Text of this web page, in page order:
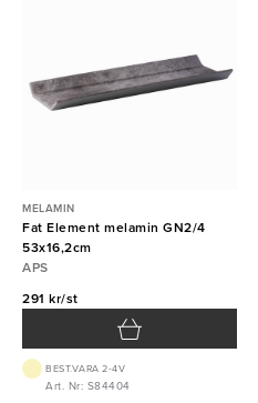
MELAMIN
Fat Element melamin GN2/4
53x16,2cm
APS
291 kr/st
BEST.VARA 2-4V
Art. Nr: S84404